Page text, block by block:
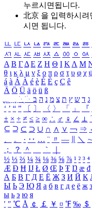
누르시면됩니다.
北京 을 입력하시려
시면 됩니다.
ㅥ ㅦ ㅧ ㅨ ㅩ ㅪ ㅫ ㅬ ㅭ
ㅺ ㅻ ㅼ ㅽ ㅾ ㅿ ㆀ ㆁ ㆂ
Α Β ΓΔ Ε Ζ Η Θ Ι ΚΛ Μ
θ ι κ λ μ ν ξ ο π ρ σ τ υ φ χ
á à Á À é è É È ç Ç ê
Ä Ö Ü ä ö ü ß
ִֶֹ ֻּ ׁׂ ג ד ש ץ ת צ מ נ ה ב
‘ ’ “ ” 〔 〕 〈 〉 「 」 『
± × ÷ ≠ ≤ ≥ ∞ ∴ ♂ ♀ ∠ ⊥
⊆ ⊇ ⊂ ⊃ ∪ ∩ ∧ ∨ ￢ ⇒
、
。 · ‥ … ¨ 〃 ― ＼ ∼
；
？ ＾ ｀
½ ⅓ ⅔ ¼ ¾ ⅛ ⅜ ⅝ ⅞ ¹ ² ³ ⁴
Æ Ð Ħ Ĳ Ł Ø Œ Þ Ŧ Ŋ æ đ
А Б В Г Д Е Ё Ж З И Й К
Ы Ь Э Ю Я а б в г д е ё ж з
ы ь э ю я
′ ″ ℃ Å ￠ ￡ ￥ ¤ ℉ ‰ ＄